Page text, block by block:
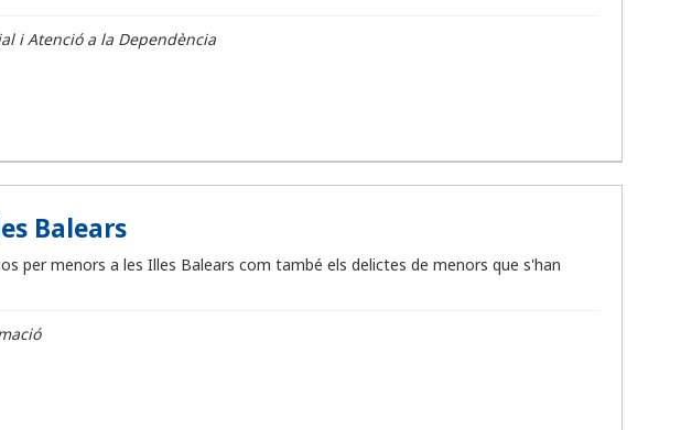
i Atenció a la Dependència
Balears
per menors a les Illes Balears com també els delictes de menors que s'han